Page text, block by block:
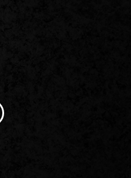
SEURAAVAAN